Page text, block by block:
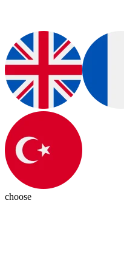
choose